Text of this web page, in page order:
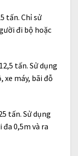
tấn. Chỉ sử
đi bộ hoặc
tấn. Sử dụng
xe máy, bãi đỗ
tấn. Sử dụng
0,5m và ra